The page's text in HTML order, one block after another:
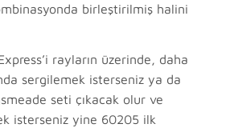
birleştirilmiş halini
rayların üzerinde, daha
sergilemek isterseniz ya da
seti çıkacak olur ve
isterseniz yine 60205 ilk